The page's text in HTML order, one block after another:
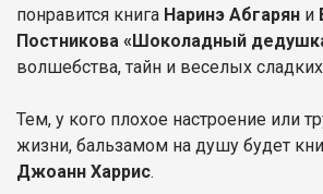
понравится книга Наринэ Абгарян и
Постникова «Шоколадный
волшебства, тайн и веселых
Тем, у кого плохое настроение или
жизни, бальзамом на душу будет
Джоанн Харрис.